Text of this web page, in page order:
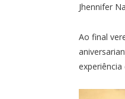
Jhennifer
Ao final